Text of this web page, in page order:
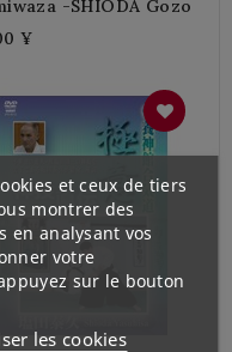
-SHIODA Gozo
¥
et ceux de tiers
montrer des
en analysant vos
votre
sur le bouton
les cookies